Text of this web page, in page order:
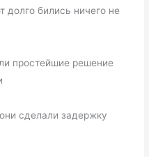
долго бились ничего не
простейшие решение
сделали задержку